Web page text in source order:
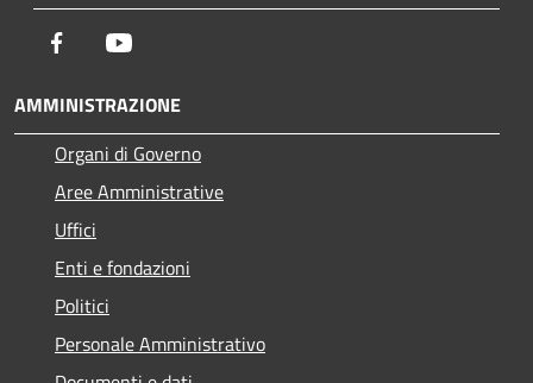
Facebook
AMMINISTRAZIONE
Organi di Governo
Aree Amministrative
Uffici
Enti e fondazioni
Politici
Personale Amministrativo